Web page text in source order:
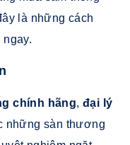
là những cách
chính hãng,đại lý
những sàn thương